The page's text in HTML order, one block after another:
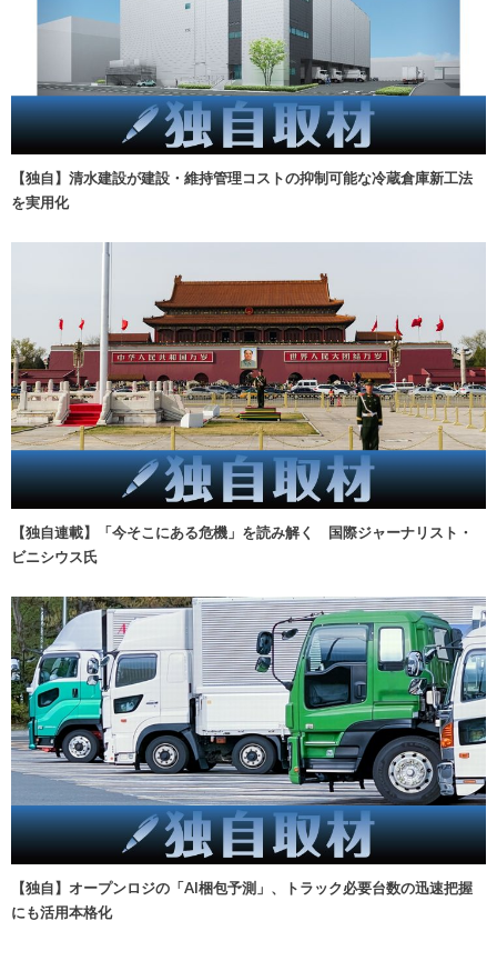
【独自】清水建設が建設・維持管理コストの抑制可能な冷蔵倉庫新工法
を実用化
【独自連載】「今そこにある危機」を読み解く 国際ジャーナリスト・
ビニシウス氏
【独自】オープンロジの「AI梱包予測」、トラック必要台数の迅速把握
にも活用本格化